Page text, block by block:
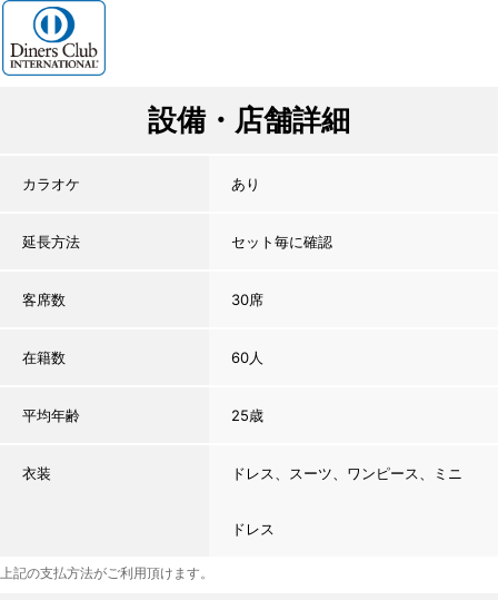
設備・店舗詳細
カラオケ あり
延長方法 セット毎に確認
客席数 30席
在籍数 60人
平均年齢 25歳
衣装 ドレス、スーツ、ワンピース、ミニ
ドレス
上記の支払方法がご利用頂けます。